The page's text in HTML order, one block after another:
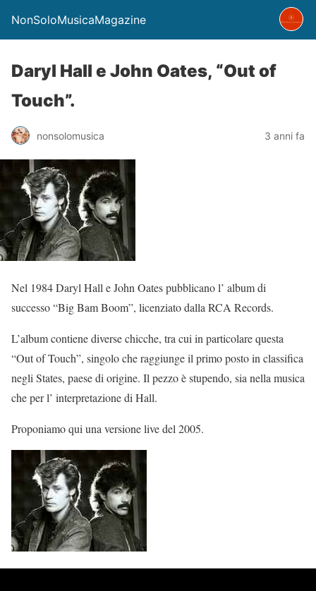
NonSoloMusicaMagazine
Daryl Hall e John Oates, “Out of
Touch”.
nonsolomusica 3 anni fa
Nel 1984 Daryl Hall e John Oates pubblicano l’ album di
successo “Big Bam Boom”, licenziato dalla RCA Records.
L’album contiene diverse chicche, tra cui in particolare questa
“Out of Touch”, singolo che raggiunge il primo posto in classifica
negli States, paese di origine. Il pezzo è stupendo, sia nella musica
che per l’ interpretazione di Hall.
Proponiamo qui una versione live del 2005.